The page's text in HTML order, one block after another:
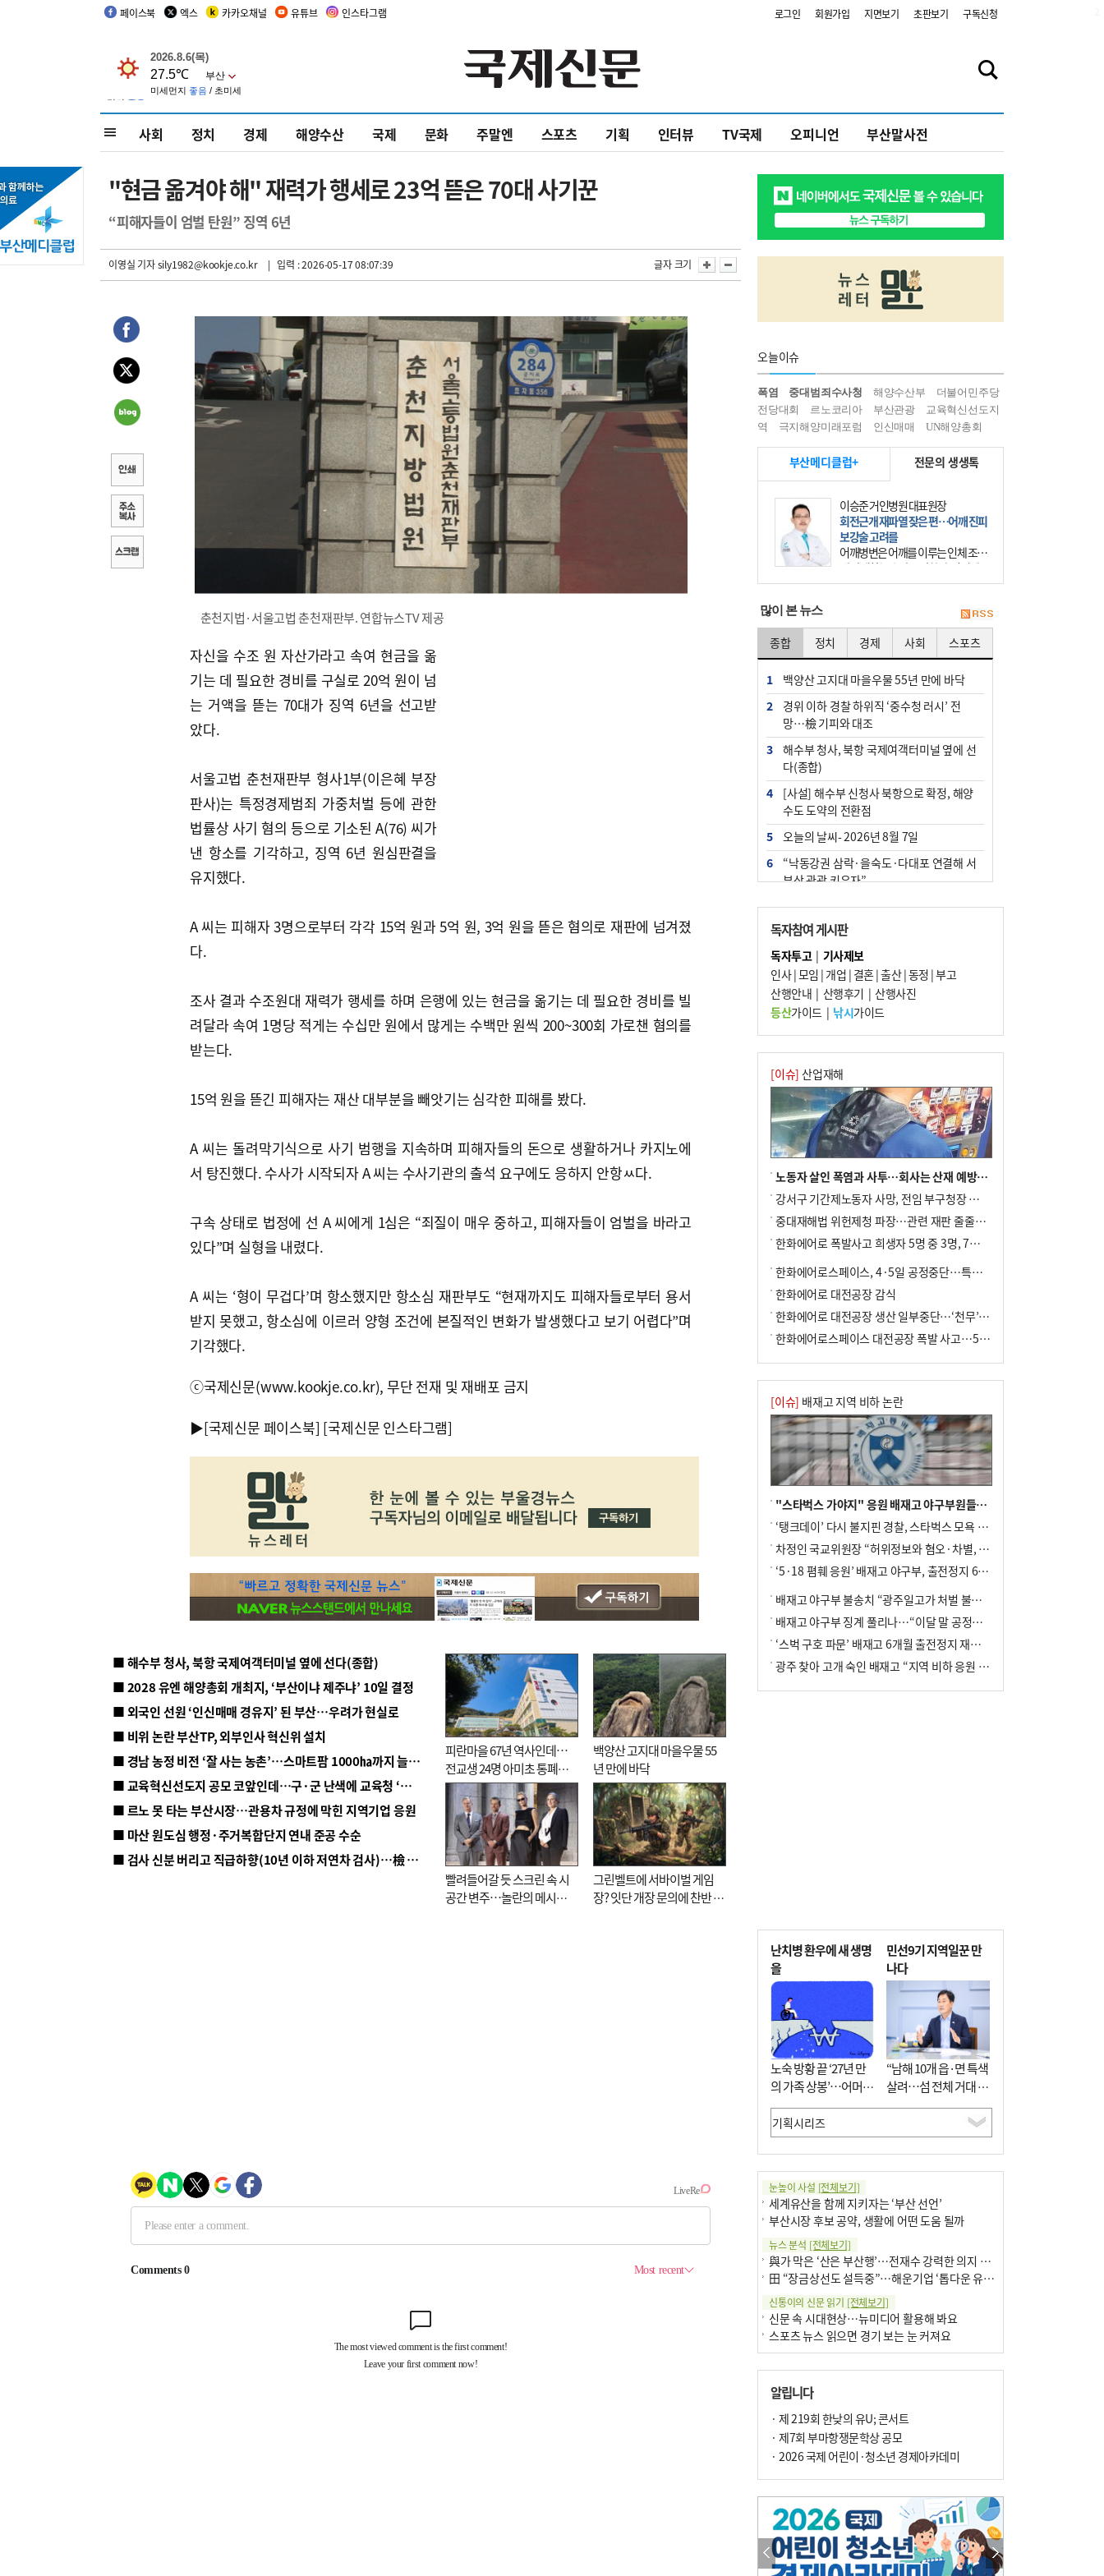
페이스북 엑스 카카오채널 유튜브 인스타그램 로그인 회원가입 지면보기 초판보기 구독신청
사회 정치 경제 해양수산 국제 문화 주말엔 스포츠 기획 인터뷰 TV국제 오피니언 부산말사전
"현금 옮겨야 해" 재력가 행세로 23억 뜯은 70대 사기꾼
“피해자들이 엄벌 탄원” 징역 6년
이영실 기자sily1982@kookje.co.kr | 입력 : 2026-05-17 08:07:39 글자 크기
춘천지법·서울고법 춘천재판부. 연합뉴스TV 제공
자신을 수조 원 자산가라고 속여 현금을 옮
기는 데 필요한 경비를 구실로 20억 원이 넘
는 거액을 뜯는 70대가 징역 6년을 선고받
았다.
서울고법 춘천재판부 형사1부(이은혜 부장
판사)는 특정경제범죄 가중처벌 등에 관한
법률상 사기 혐의 등으로 기소된 A(76) 씨가
낸 항소를 기각하고, 징역 6년 원심판결을
유지했다.
A 씨는 피해자 3명으로부터 각각 15억 원과 5억 원, 3억 원을 뜯은 혐의로 재판에 넘겨졌
다.
조사 결과 수조원대 재력가 행세를 하며 은행에 있는 현금을 옮기는 데 필요한 경비를 빌
려달라 속여 1명당 적게는 수십만 원에서 많게는 수백만 원씩 200~300회 가로챈 혐의를
받는다.
15억 원을 뜯긴 피해자는 재산 대부분을 빼앗기는 심각한 피해를 봤다.
A 씨는 돌려막기식으로 사기 범행을 지속하며 피해자들의 돈으로 생활하거나 카지노에
서 탕진했다. 수사가 시작되자 A 씨는 수사기관의 출석 요구에도 응하지 안항ㅆ다.
구속 상태로 법정에 선 A 씨에게 1심은 “죄질이 매우 중하고, 피해자들이 엄벌을 바라고
있다”며 실형을 내렸다.
A 씨는 ‘형이 무겁다’며 항소했지만 항소심 재판부도 “현재까지도 피해자들로부터 용서
받지 못했고, 항소심에 이르러 양형 조건에 본질적인 변화가 발생했다고 보기 어렵다”며
기각했다.
ⓒ국제신문(www.kookje.co.kr), 무단 전재 및 재배포 금지
▶[국제신문 페이스북] [국제신문 인스타그램]
■ 해수부 청사, 북항 국제여객터미널 옆에 선다(종합)
■ 2028 유엔 해양총회 개최지, ‘부산이냐 제주냐’ 10일 결정
■ 외국인 선원 ‘인신매매 경유지’ 된 부산…우려가 현실로
■ 비위 논란 부산TP, 외부인사 혁신위 설치
■ 경남 농정 비전 ‘잘 사는 농촌’…스마트팜 1000㏊까지 늘린다
■ 교육혁신선도지 공모 코앞인데…구·군 난색에 교육청 ‘쩔쩔’
■ 르노 못 타는 부산시장…관용차 규정에 막힌 지역기업 응원
■ 마산 원도심 행정·주거복합단지 연내 준공 수순
■ 검사 신분 버리고 직급하향(10년 이하 저연차 검사)…檢 중수청행 기피
피란마을 67년 역사인데…
전교생 24명 아미초 통폐합
기로
백양산 고지대 마을우물 55
년 만에 바닥
빨려들어갈 듯 스크린 속 시
공간 변주…놀란의 메시지
그린벨트에 서바이벌 게임
장? 잇단 개장 문의에 찬반 논
오늘이슈
폭염 중대범죄수사청 해양수산부
더불어민주당
전당대회
르노코리아 부산관광
교육혁신선도지
역
극지해양미래포럼 인신매매 UN해양총회
부산메디클럽+ 전문의 생생톡
이승준 거인병원 대표원장
회전근개 재파열 잦은 편…어깨 진피
보강술 고려를
어깨병변은 어깨를 이루는 인체 조직
에 발생하는 손상을 말한다. 여기에
는 오십견과 회전근개 증후군, 어깨
많이 본 뉴스
종합 정치 경제 사회 스포츠
1
백양산 고지대 마을우물 55년 만에 바닥
2
경위 이하 경찰 하위직 ‘중수청 러시’ 전
망…檢 기피와 대조
3
해수부 청사, 북항 국제여객터미널 옆에 선
다(종합)
4
[사설] 해수부 신청사 북항으로 확정, 해양
수도 도약의 전환점
5
오늘의 날씨- 2026년 8월 7일
6
“낙동강권 삼락·을숙도·다대포 연결해 서
부산 관광 키우자”
7
부울경 주말부터 비소식…‘극한 폭염’ 한풀
꺾일 듯
8
피란마을 67년 역사인데…전교생 24명 아
미초 통폐합 기로
9
교육혁신선도지 공모 코앞인데…구·군 난
색에 교육청 ‘쩔쩔’
10 2028 유엔 해양총회 개최지, ‘부산이냐 제
주냐’ 10일 결정
독자참여 게시판
독자투고| 기사제보
인사|모임 | 개업 | 결혼|출산|동정 |부고
산행안내 | 산행후기 | 산행사진
등산가이드| 낚시가이드
[이슈] 산업재해
노동자 살인 폭염과 사투…회사는 산재 예방·전기료 절감 전력
강서구 기간제노동자 사망, 전임 부구청장 檢 송치
중대재해법 위헌제청 파장…관련 재판 줄줄이 브레이크
한화에어로 폭발사고 희생자 5명 중 3명, 7일 영면
한화에어로스페이스, 4·5일 공정중단…특별 안전점검
한화에어로 대전공장 감식
한화에어로 대전공장 생산 일부중단…‘천무’ 수출 비상
한화에어로스페이스 대전공장 폭발 사고…5명 사망·2명 부상(종합)
[이슈] 배재고 지역 비하 논란
"스타벅스 가야지" 응원 배재고 야구부원들, 학교서 징계 처분
‘탱크데이’ 다시 불지핀 경찰, 스타벅스 모욕 혐의 압수수색
차정인 국교위원장 “허위정보와 혐오·차별, 학교 교실까지 유입"
‘5·18 폄훼 응원’ 배재고 야구부, 출전정지 6개월→1개월 감경
배재고 야구부 불송치 “광주일고가 처벌 불원 의사 표해”
배재고 야구부 징계 풀리나…“이달 말 공정위서 재심의”
‘스벅 구호 파문’ 배재고 6개월 출전정지 재심 신청키로
광주 찾아 고개 숙인 배재고 “지역 비하 응원 잘못”(종합)
난치병 환우에 새 생명
을
노숙 방황 끝 ‘27년 만
의 가족 상봉’…어머니
와 행복 꿈꿔
민선9기 지역일꾼 만
나다
“남해 10개 읍·면 특색
살려…섬 전체 거대 정
원으로 조성”
눈높이 사설 [전체보기]
세계유산을 함께 지키자는 ‘부산 선언’
부산시장 후보 공약, 생활에 어떤 도움 될까
뉴스 분석 [전체보기]
與가 막은 ‘산은 부산행’…전재수 강력한 의지 표명 없인 공염불
田 “장금상선도 설득중”…해운기업 ‘톱다운 유치전’ 가속
신통이의 신문 읽기 [전체보기]
신문 속 시대현상…뉴미디어 활용해 봐요
스포츠 뉴스 읽으면 경기 보는 눈 커져요
구·군 승진 축하화분 관행 없애자니 소상공인 울상
팩트체크[전체보기]
의령 한우산 털중나리
한 손 뉴스[전체보기]
시민이 개발한 폭염 대응 앱 ‘그늘로’ 길안내 지도 등 인기
골목 맛집 발굴 고메 셀렉션…부산시, 페스티벌 시월 연계
알립니다
· 제 219회 한낮의 유U; 콘서트
· 제7회 부마항쟁문학상 공모
· 2026 국제 어린이·청소년 경제아카데미